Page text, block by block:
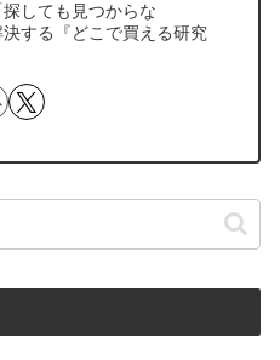
探しても見つからな
する『どこで買える研究